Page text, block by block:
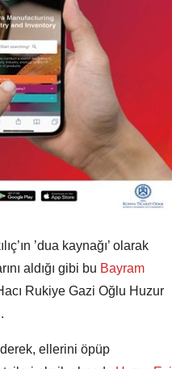
’dua kaynağı’ olarak
aldığı gibi bu Bayram
Rukiye Gazi Oğlu Huzur
ellerini öpüp